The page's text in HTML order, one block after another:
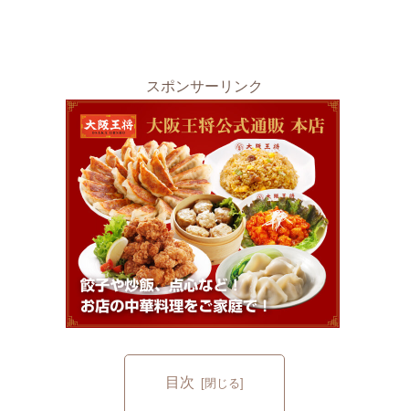
スポンサーリンク
目次